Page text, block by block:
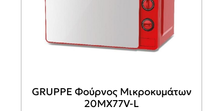
GRUPPE Φούρνος Μικροκυμάτων
20MX77V-L